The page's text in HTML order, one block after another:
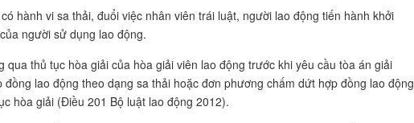
hành vi sa thải, đuổi việc nhân viên trái luật, người lao động tiến hành khởi
người sử dụng lao động.
qua thủ tục hòa giải của hòa giải viên lao động trước khi yêu cầu tòa án giải
lao động theo dạng sa thải hoặc đơn phương chấm dứt hợp đồng lao động
hòa giải (Điều 201 Bộ luật lao động 2012).